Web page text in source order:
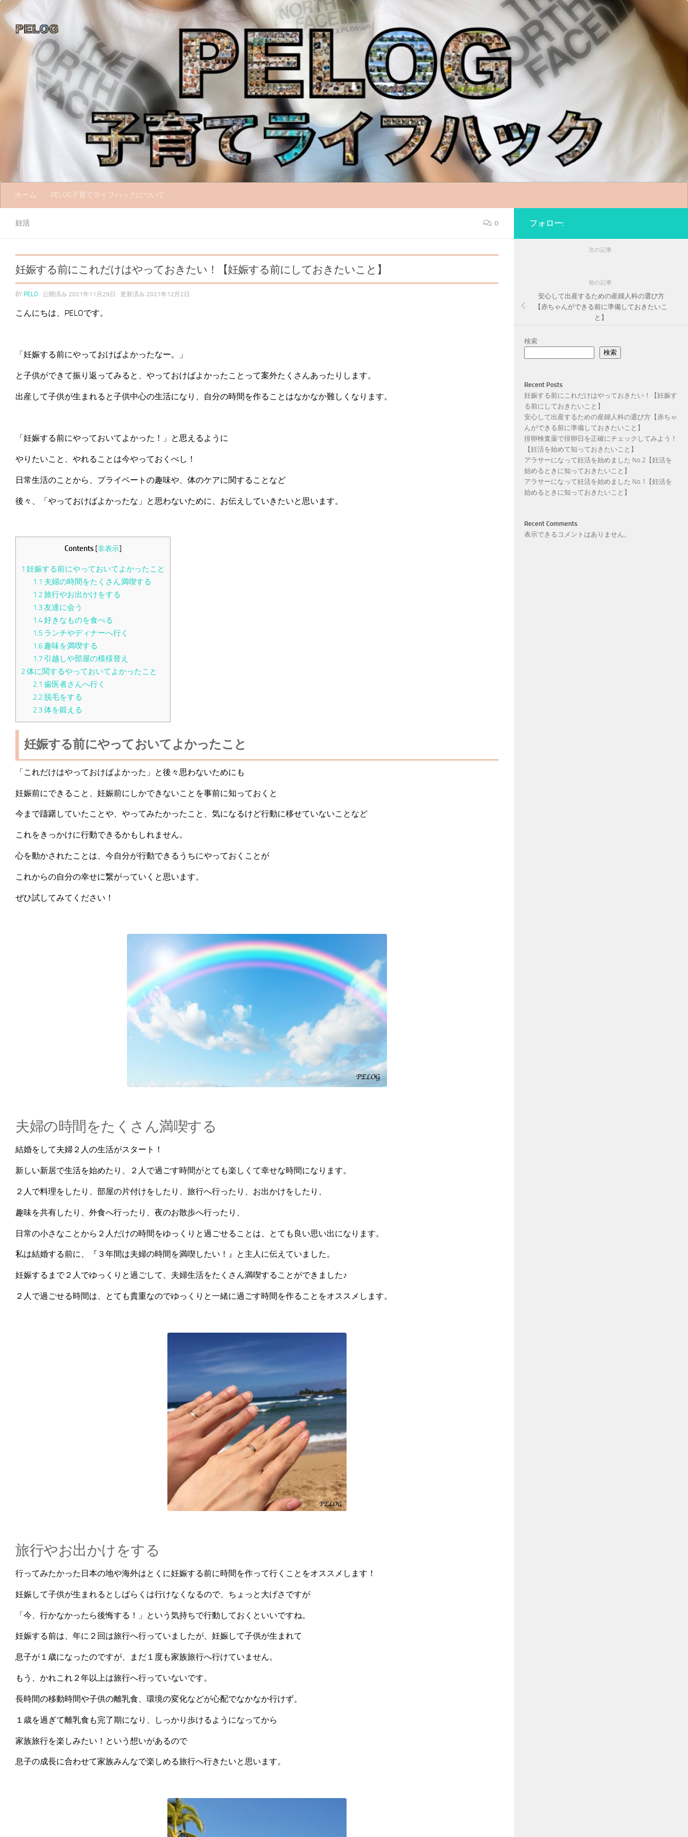
コンテンツへスキップ
ホーム PELOG子育てライフハックについて
妊活 0
妊娠する前にこれだけはやっておきたい！【妊娠する前にしておきたいこと】
BY PELO · 公開済み 2021年11月29日 · 更新済み 2021年12月2日
こんにちは、PELOです。
「妊娠する前にやっておけばよかったなー。」
と子供ができて振り返ってみると、やっておけばよかったことって案外たくさんあったりします。
出産して子供が生まれると子供中心の生活になり、自分の時間を作ることはなかなか難しくなります。
「妊娠する前にやっておいてよかった！」と思えるように
やりたいこと、やれることは今やっておくべし！
日常生活のことから、プライベートの趣味や、体のケアに関することなど
後々、「やっておけばよかったな」と思わないために、お伝えしていきたいと思います。
Contents [非表示]
1 妊娠する前にやっておいてよかったこと
1.1 夫婦の時間をたくさん満喫する
1.2旅行やお出かけをする
1.3友達に会う
1.4好きなものを食べる
1.5ランチやディナーへ行く
1.6趣味を満喫する
1.7引越しや部屋の模様替え
2体に関するやっておいてよかったこと
2.1 歯医者さんへ行く
2.2脱毛をする
2.3体を鍛える
妊娠する前にやっておいてよかったこと
「これだけはやっておけばよかった」と後々思わないためにも
妊娠前にできること、妊娠前にしかできないことを事前に知っておくと
今まで躊躇していたことや、やってみたかったこと、気になるけど行動に移せていないことなど
これをきっかけに行動できるかもしれません。
心を動かされたことは、今自分が行動できるうちにやっておくことが
これからの自分の幸せに繋がっていくと思います。
ぜひ試してみてください！
夫婦の時間をたくさん満喫する
結婚をして夫婦２人の生活がスタート！
新しい新居で生活を始めたり、２人で過ごす時間がとても楽しくて幸せな時間になります。
２人で料理をしたり、部屋の片付けをしたり、旅行へ行ったり、お出かけをしたり、
趣味を共有したり、外食へ行ったり、夜のお散歩へ行ったり、
日常の小さなことから２人だけの時間をゆっくりと過ごせることは、とても良い思い出になります。
私は結婚する前に、『３年間は夫婦の時間を満喫したい！』と主人に伝えていました。
妊娠するまで２人でゆっくりと過ごして、夫婦生活をたくさん満喫することができました♪
２人で過ごせる時間は、とても貴重なのでゆっくりと一緒に過ごす時間を作ることをオススメします。
旅行やお出かけをする
行ってみたかった日本の地や海外はとくに妊娠する前に時間を作って行くことをオススメします！
妊娠して子供が生まれるとしばらくは行けなくなるので、ちょっと大げさですが
「今、行かなかったら後悔する！」という気持ちで行動しておくといいですね。
妊娠する前は、年に２回は旅行へ行っていましたが、妊娠して子供が生まれて
息子が１歳になったのですが、まだ１度も家族旅行へ行けていません。
もう、かれこれ２年以上は旅行へ行っていないです。
長時間の移動時間や子供の離乳食、環境の変化などが心配でなかなか行けず。
１歳を過ぎて離乳食も完了期になり、しっかり歩けるようになってから
家族旅行を楽しみたい！という想いがあるので
息子の成長に合わせて家族みんなで楽しめる旅行へ行きたいと思います。
フォロー:
次の記事
前の記事
安心して出産するための産婦人科の選び方
【赤ちゃんができる前に準備しておきたいこ
と】
検索
検索
Recent Posts
妊娠する前にこれだけはやっておきたい！【妊娠す
る前にしておきたいこと】
安心して出産するための産婦人科の選び方【赤ちゃ
んができる前に準備しておきたいこと】
排卵検査薬で排卵日を正確にチェックしてみよう！
【妊活を始めて知っておきたいこと】
アラサーになって妊活を始めました No.2【妊活を
始めるときに知っておきたいこと】
アラサーになって妊活を始めました No.1【妊活を
始めるときに知っておきたいこと】
Recent Comments
表示できるコメントはありません。